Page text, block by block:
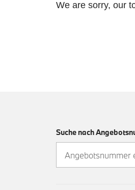
Suche nach